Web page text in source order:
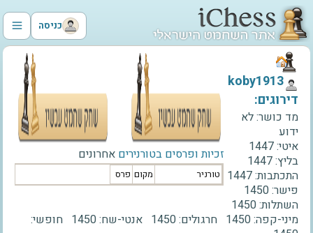
כניסה
זכיות ופרסים בטורנירים אחרונים
טורניר מקום פרס
‫koby1913‬
דירוגים:
מד כושר:לא
ידוע
איטי:1447
בליץ:1447
התכתבות:1447
פישר:1450
השתלות:1450
מיני-קפה:1450 חרגולים:1450 אנטי-שח:1450 חופשי: